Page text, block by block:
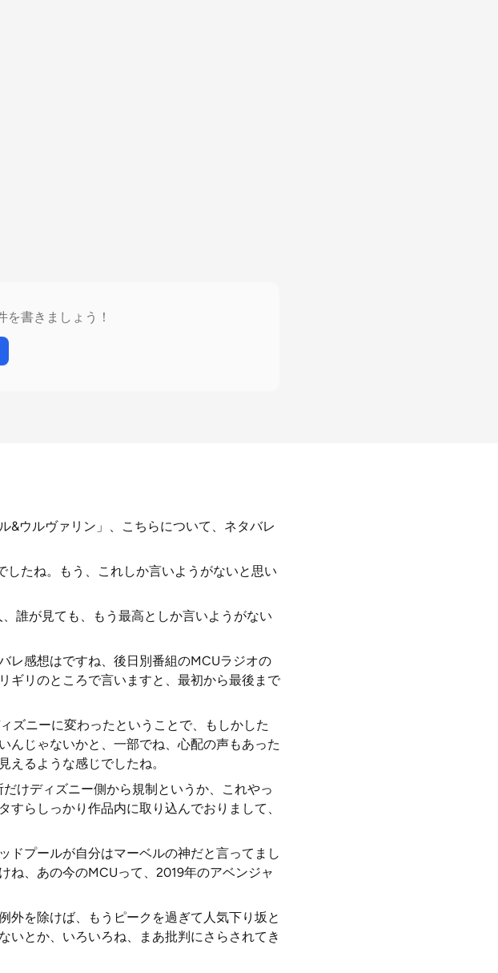
を書きましょう！
&ウルヴァリン」、こちらについて、ネタバレ
たね。もう、これしか言いようがないと思い
誰が見ても、もう最高としか言いようがない
レ感想はですね、後日別番組のMCUラジオの
ギリのところで言いますと、最初から最後まで
ズニーに変わったということで、もしかした
んじゃないかと、一部でね、心配の声もあった
えるような感じでしたね。
けディズニー側から規制というか、これやっ
らしっかり作品内に取り込んでおりまして、
ドプールが自分はマーベルの神だと言ってまし
ね、あの今のMCUって、2019年のアベンジャ
外を除けば、もうピークを過ぎて人気下り坂と
いとか、いろいろね、まあ批判にさらされてき